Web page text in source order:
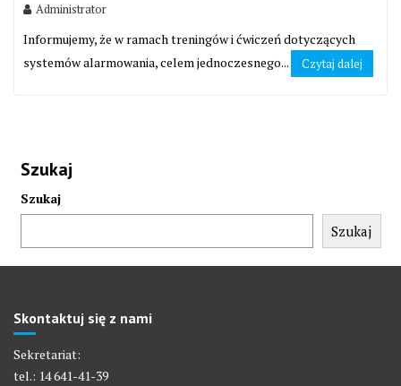
Administrator
Informujemy, że w ramach treningów i ćwiczeń dotyczących
systemów alarmowania, celem jednoczesnego...
Czytaj dalej
Szukaj
Szukaj
Szukaj
Skontaktuj się z nami
Sekretariat:
tel.: 14 641-41-39